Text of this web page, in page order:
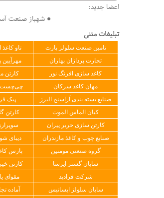
اعضا جدید:
● شهباز صنعت آسیا
تبلیغات متنی
تامین صنعت سلولز پارت
تاو
تجارت پردازان بهاران
کاغذ سازی افرنگ نور
کارتن
مهان کاغذ سرکان
چی‌چست
صنایع بسته بندی آراسنج البرز
پیک
کیان الماس الموت
کارتن
کارتن سازی حریر پیران
صنایع چوب و کاغذ مازندران
دیبای
گروه صنعتی مومنین
پارس
سایان گستر ایرسا
کارتن
شرکت فرادید
مقوای
سایان سلولز ایساتیس
آماده